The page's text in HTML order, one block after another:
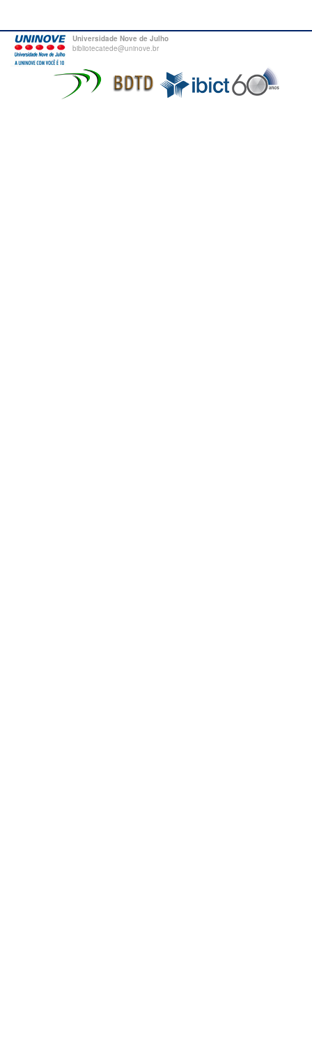
Universidade Nove de Julho
bibliotecatede@uninove.br